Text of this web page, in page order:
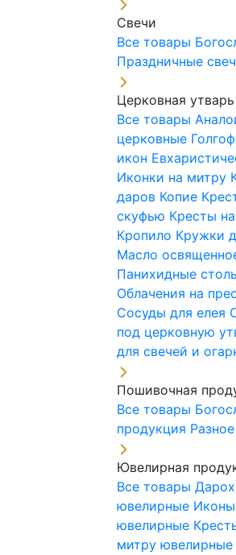
Свечи
Все товары
Праздничные
Церковная утварь
Все товары
церковные
икон
Иконки на митру
даров Копие
скуфью Кресты
Кропило Кружки
Масло
Панихидные
Облачения на
Сосуды для елея
под церковную
для свечей и
Пошивочная
Все товары
продукция
Ювелирная
Все товары
ювелирные
ювелирные
митру